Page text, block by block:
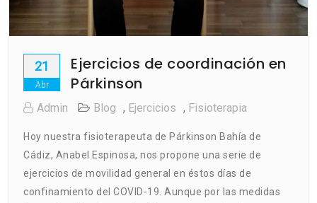
21
Abr
Ejercicios de coordinación en
Párkinson
Admin Blog , Ejercicios , Fisioterapia
Hoy nuestra fisioterapeuta de Párkinson Bahía de
Cádiz, Anabel Espinosa, nos propone una serie de
ejercicios de movilidad general en éstos días de
confinamiento del COVID-19. Aunque por las medidas